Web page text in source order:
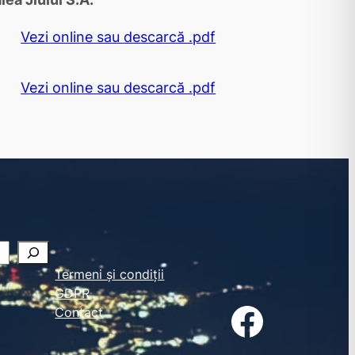
Vezi online sau descarcă .pdf
Vezi online sau descarcă .pdf
Termeni și condiții
GDPR
Contact
Facebook